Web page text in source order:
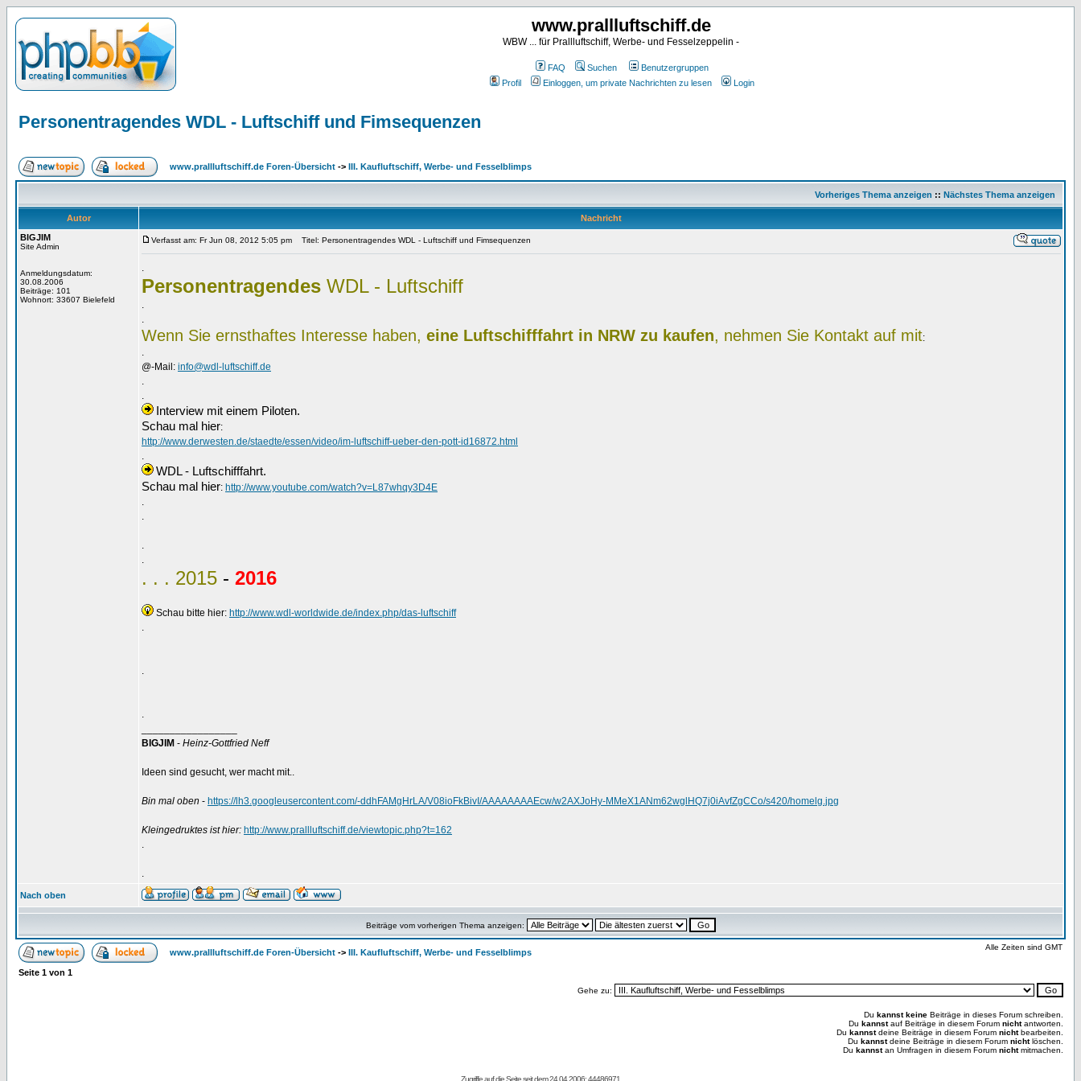
www.prallluftschiff.de
WBW ... für Prallluftschiff, Werbe- und Fesselzeppelin -
FAQ Suchen
Benutzergruppen
Profil
Einloggen, um private Nachrichten zu lesen Login
Personentragendes WDL - Luftschiff und Fimsequenzen
www.prallluftschiff.de Foren-Übersicht -> III. Kaufluftschiff, Werbe- und Fesselblimps
Vorheriges Thema anzeigen :: Nächstes Thema anzeigen
Autor
Nachricht
BIGJIM
Site Admin
Anmeldungsdatum:
30.08.2006
Beiträge: 101
Wohnort: 33607 Bielefeld
Verfasst am: Fr Jun 08, 2012 5:05 pm Titel: Personentragendes WDL - Luftschiff und Fimsequenzen
.
Personentragendes WDL - Luftschiff
.
.
Wenn Sie ernsthaftes Interesse haben, eine Luftschifffahrt in NRW zu kaufen, nehmen Sie Kontakt auf mit:
.
@-Mail: info@wdl-luftschiff.de
.
.
Interview mit einem Piloten.
Schau mal hier:
http://www.derwesten.de/staedte/essen/video/im-luftschiff-ueber-den-pott-id16872.html
.
WDL - Luftschifffahrt.
Schau mal hier: http://www.youtube.com/watch?v=L87whqy3D4E
.
.
.
.
. . . 2015 - 2016
Schau bitte hier: http://www.wdl-worldwide.de/index.php/das-luftschiff
.
.
.
BIGJIM - Heinz-Gottfried Neff
Ideen sind gesucht, wer macht mit..
Bin mal oben - https://lh3.googleusercontent.com/-ddhFAMgHrLA/V08ioFkBivI/AAAAAAAAEcw/w2AXJoHy-MMeX1ANm62wglHQ7j0iAvfZgCCo/s420/homelg.jpg
Kleingedruktes ist hier: http://www.prallluftschiff.de/viewtopic.php?t=162
.
.
Nach oben
Beiträge vom vorherigen Thema anzeigen:
www.prallluftschiff.de Foren-Übersicht -> III. Kaufluftschiff, Werbe- und Fesselblimps
Alle Zeiten sind GMT
Seite 1 von 1
Gehe zu:
Du kannst keine Beiträge in dieses Forum schreiben.
Du kannstauf Beiträge in diesem Forum nichtantworten.
Du kannstdeine Beiträge in diesem Forum nichtbearbeiten.
Du kannstdeine Beiträge in diesem Forum nichtlöschen.
Du kannstan Umfragen in diesem Forum nichtmitmachen.
Zugriffe auf die Seite seit dem 24.04.2006: 44486971